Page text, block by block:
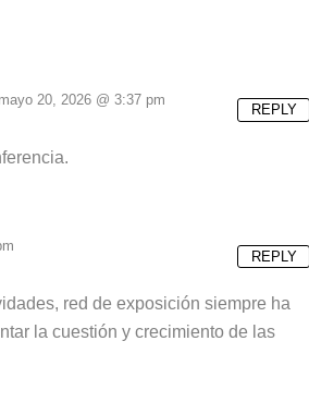
mayo 20, 2026 @ 3:37 pm
REPLY
red de exposición siempre ha
la cuestión y crecimiento de las
REPLY